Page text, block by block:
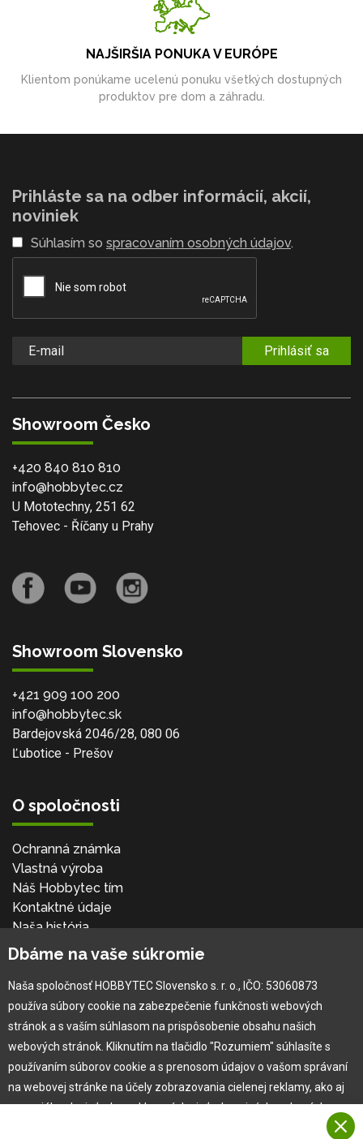
NAJŠIRŠIA PONUKA V EURÓPE
Klientom ponúkame ucelenú ponuku všetkých dostupných
produktov pre dom a záhradu.
Prihláste sa na odber informácií, akcií,
noviniek
Súhlasím so spracovaním osobných údajov.
Prihlásiť sa
Showroom Česko
+420 840 810 810
info@hobbytec.cz
U Mototechny, 251 62
Tehovec - Říčany u Prahy
Showroom Slovensko
+421 909 100 200
info@hobbytec.sk
Bardejovská 2046/28, 080 06
Ľubotice - Prešov
O spoločnosti
Ochranná známka
Vlastná výroba
Náš Hobbytec tím
Kontaktné údaje
Naša história
Kariéra
Pre zákazníka
Garancia najlepšej ceny
Užívateľský manuál
Obchodné podmienky
Zákazník & partner
Dbáme na vaše súkromie
Naša spoločnosť HOBBYTEC Slovensko s. r. o., IČO: 53060873
používa súbory cookie na zabezpečenie funkčnosti webových
stránok a s vaším súhlasom na prispôsobenie obsahu našich
webových stránok. Kliknutím na tlačidlo "Rozumiem" súhlasíte s
používaním súborov cookie a s prenosom údajov o vašom správaní
na webovej stránke na účely zobrazovania cielenej reklamy, ako aj
na sociálnych sieťach a reklamných sieťach na iných webových